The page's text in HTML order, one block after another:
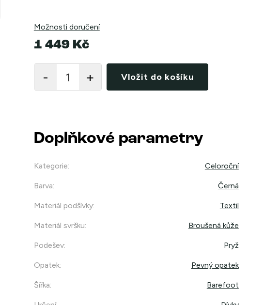
Možnosti doručení
1 449 Kč
Vložit do košíku
Doplňkové parametry
Kategorie: Celoroční
Barva: Černá
Materiál podšívky: Textil
Materiál svršku: Broušená kůže
Podešev: Pryž
Opatek: Pevný opatek
Šířka: Barefoot